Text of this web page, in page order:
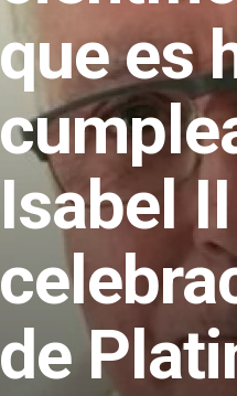
que es
Isabel
de